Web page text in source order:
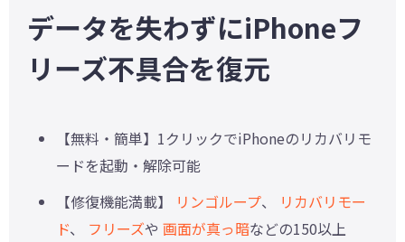
データを失わずにiPhoneフ
リーズ不具合を復元
【無料・簡単】1クリックでiPhoneのリカバリモ
ードを起動・解除可能
【修復機能満載】
リンゴループ、
リカバリモー
ド、 フリーズや 画面が真っ暗などの150以上